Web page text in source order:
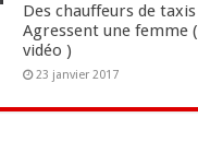
Des chauffeurs de taxis
Agressent une femme (
vidéo )
23 janvier 2017